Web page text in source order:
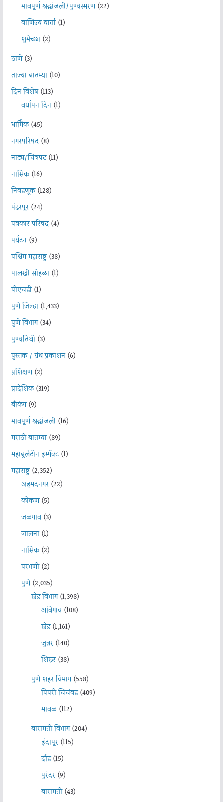
भावपूर्ण श्रद्धांजली/पुण्यस्मरण(22)
वाणिज्य वार्ता(1)
शुभेच्छा(2)
ठाणे(3)
ताज्या बातम्या(10)
दिन विशेष(113)
वर्धापन दिन(1)
धार्मिक(45)
नगरपरिषद(8)
नाट्य/चित्रपट(11)
नासिक(16)
निवडणूक(128)
पंढरपूर(24)
पत्रकार परिषद(4)
पर्यटन(9)
पश्चिम महाराष्ट्र(38)
पालखी सोहळा(1)
पीएचडी(1)
पुणे जिल्हा(1,433)
पुणे विभाग(34)
पुण्यतिथी(3)
पुस्तक / ग्रंथ प्रकाशन(6)
प्रशिक्षण(2)
प्रादेशिक(319)
बँकिंग(9)
भावपूर्ण श्रद्धांजली(16)
मराठी बातम्या(89)
महाबुलेटीन इम्पॅक्ट(1)
महाराष्ट्र(2,352)
अहमदनगर(22)
कोकण(5)
जळगाव(3)
जालना(1)
नासिक(2)
परभणी(2)
पुणे(2,035)
खेड विभाग(1,398)
आंबेगाव(108)
खेड(1,161)
जुन्नर(140)
शिरूर(38)
पुणे शहर विभाग(558)
पिंपरी चिचंवड(409)
मावळ(112)
बारामती विभाग(204)
इंदापूर(115)
दौंड(15)
पुरंदर(9)
बारामती(43)